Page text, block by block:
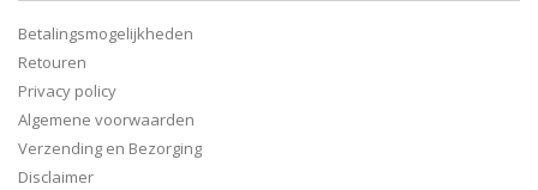
Betalingsmogelijkheden
Retouren
Privacy policy
Algemene voorwaarden
Verzending en Bezorging
Disclaimer